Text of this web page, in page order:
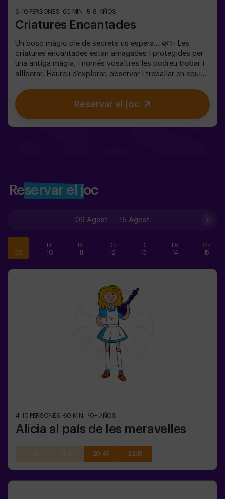
6-10 PERSONES 60 MIN. 5-8 AÑOS
Criatures Encantades
Un bosc màgic ple de secrets us espera… 🌿✨ Les
criatures encantades estan amagades i protegides per
una antiga màgia, i només vosaltres les podreu trobar i
alliberar. Haureu d’explorar, observar i treballar en equip
que les mantenen atrapades. Cada criatura és única i us
posarà a prova d’una manera diferent. Aquí no es tracta
de competir, sinó d’ajudar, descobrir i viure una aventura
Reservar el joc
Reservar el joc
09 Agost — 15 Agost
09
Dl
10
Dt
11
Dc
12
Dj
13
Dv
14
Ds
15
4-10 PERSONES 60 MIN. 10+ AÑOS
Alicia al país de les meravelles
20:45 22:15